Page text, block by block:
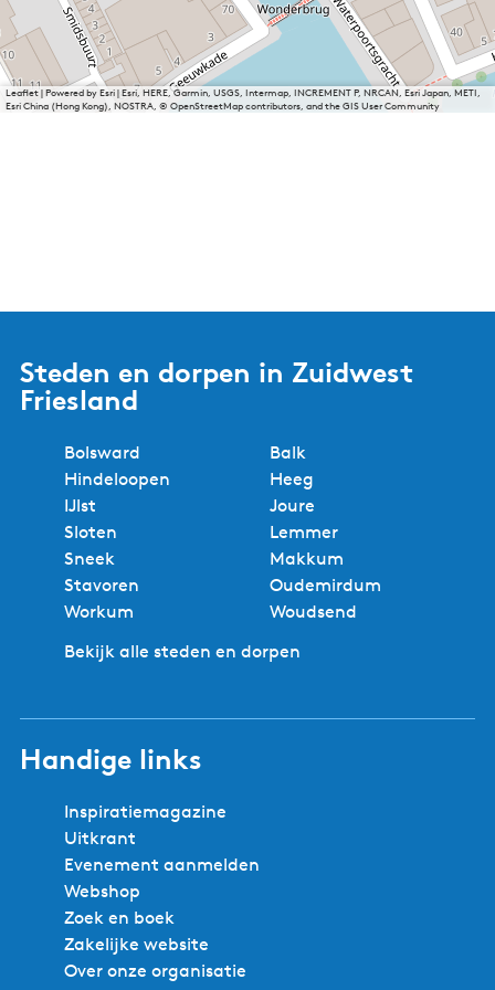
Leaflet|Powered by Esri | Esri, HERE, Garmin, USGS, Intermap, INCREMENT P, NRCAN, Esri Japan, METI,
Esri China (Hong Kong), NOSTRA, © OpenStreetMap contributors, and the GIS User Community
Steden en dorpen in Zuidwest
Friesland
Bolsward
Balk
Hindeloopen
Heeg
IJlst
Joure
Sloten
Lemmer
Sneek
Makkum
Stavoren
Oudemirdum
Workum
Woudsend
Bekijk alle steden en dorpen
Handige links
Inspiratiemagazine
Uitkrant
Evenement aanmelden
Webshop
Zoek en boek
Zakelijke website
Over onze organisatie